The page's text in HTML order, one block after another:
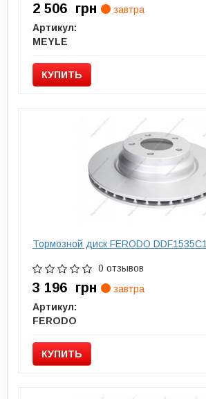
2 506 грн
завтра
Артикул:
MEYLE
КУПИТЬ
Тормозной диск FERODO DDF1535C1
0 отзывов
3 196 грн
завтра
Артикул:
FERODO
КУПИТЬ